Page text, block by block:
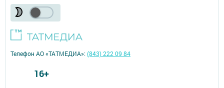
Телефон АО «ТАТМЕДИА»:(843) 222 09 84
16+